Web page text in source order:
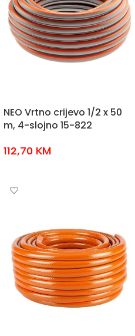
NEO Vrtno crijevo 1/2 x 50
m, 4-slojno 15-822
112,70 KM